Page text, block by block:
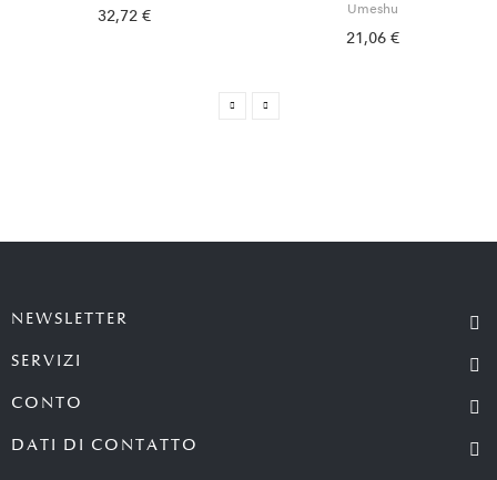
32,72 € Umeshu
21,06 €
NEWSLETTER
SERVIZI
CONTO
DATI DI CONTATTO